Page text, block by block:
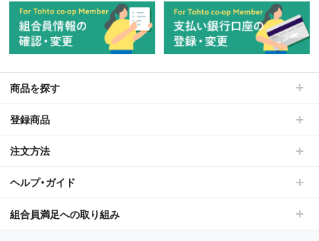
商品を探す
登録商品
注文方法
ヘルプ・ガイド
組合員満足への取り組み